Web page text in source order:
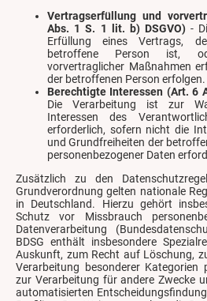
Vertragserfüllung und
Abs. 1 S. 1 lit. b) DSGVO) -
Erfüllung eines Vertrags,
betroffene Person ist,
vorvertraglicher Maßnahmen
der betroffenen Person erfolgen.
Berechtigte Interessen (Art. 6
Die Verarbeitung ist zur
Interessen des
erforderlich, sofern nicht die
und Grundfreiheiten der
personenbezogener Daten
Zusätzlich zu den
Grundverordnung gelten nationale
in Deutschland. Hierzu gehört
Schutz vor Missbrauch
Datenverarbeitung
BDSG enthält insbesondere
Auskunft, zum Recht auf Löschung,
Verarbeitung besonderer Kategorien
zur Verarbeitung für andere Zwecke
automatisierten